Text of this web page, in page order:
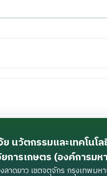
นวัตกรรมและเทคโนโ
ารเกษตร (องค์การมห
าดยาว เขตจตุจักร กรุงเทพมห